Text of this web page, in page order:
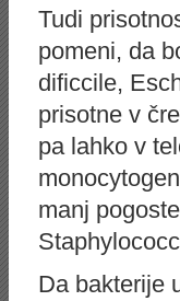
Tudi
pomeni, da
dificcile,
prisotne v
pa lahko v
manj
Da bakterije